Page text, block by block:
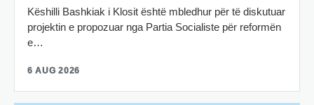
Këshilli Bashkiak i Klosit është mbledhur për të diskutuar
projektin e propozuar nga Partia Socialiste për reformën
e…
6 AUG 2026